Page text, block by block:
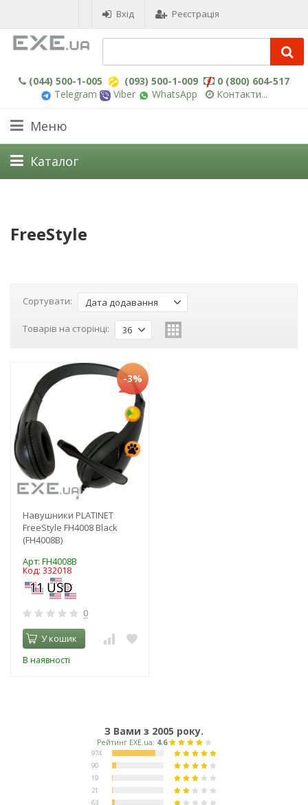
Вхід Реєстрація
(044) 500-1-005 (093) 500-1-009
0 (800) 604-517
Telegram
Viber WhatsApp Контакти...
Меню
Каталог
FreeStyle
Сортувати: Дата додавання
Товарів на сторінці: 36
-3%
Навушники PLATINET
FreeStyle FH4008 Black
(FH4008B)
Арт: FH4008B
Код: 332018
0
У кошик
В наявності
З Вами з 2005 року.